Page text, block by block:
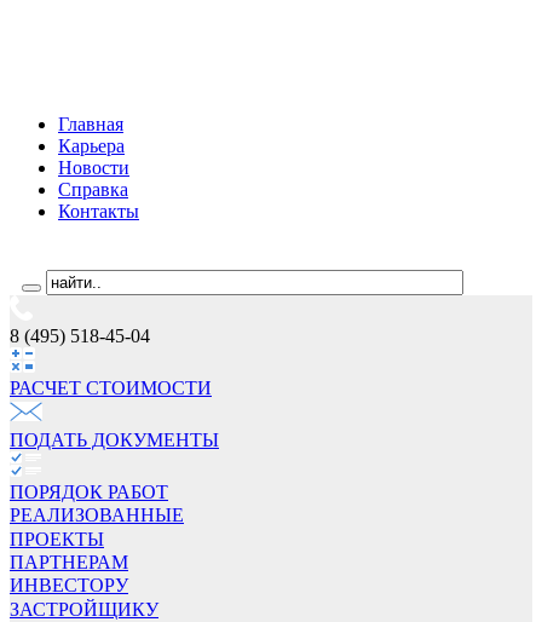
Главная
Карьера
Новости
Справка
Контакты
8 (495) 518-45-04
РАСЧЕТ СТОИМОCТИ
ПОДАТЬ ДОКУМЕНТЫ
ПОРЯДОК РАБОТ
РЕАЛИЗОВАННЫЕ
ПРОЕКТЫ
ПАРТНЕРАМ
ИНВЕСТОРУ
ЗАСТРОЙЩИКУ